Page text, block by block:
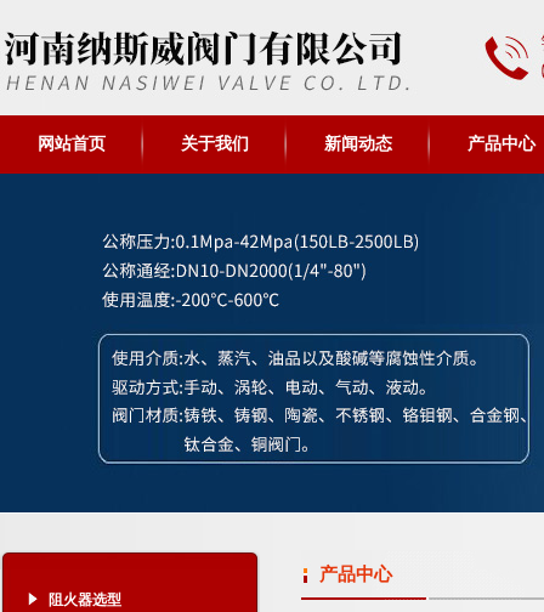
网站首页 关于我们 新闻动态 产品中心
阻火器选型
产品中心